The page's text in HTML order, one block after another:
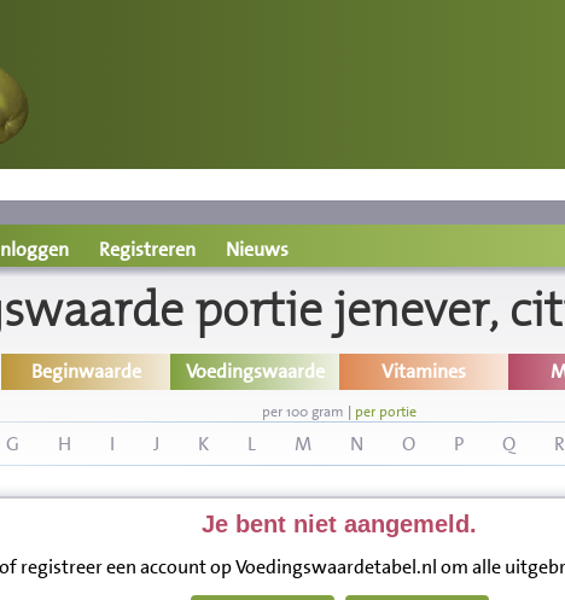
Registreren Nieuws
portie jenever,
Beginwaarde Voedingswaarde Vitamines
per 100 gram | per portie
G H I J K L M N O P Q R
Je bent niet aangemeld.
registreer een account op Voedingswaardetabel.nl om alle